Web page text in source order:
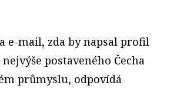
e-mail, zda by napsal profil
postaveného Čecha
průmyslu, odpovídá